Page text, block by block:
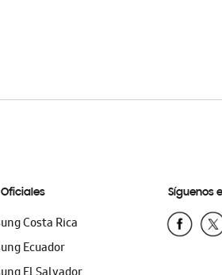
Oficiales
Costa Rica
Ecuador
Síguenos